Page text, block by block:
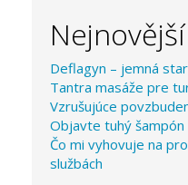
Deflagyn – jemná
Tantra masáže pre
Vzrušujúce
Objavte tuhý šampón
Čo mi vyhovuje na
službách